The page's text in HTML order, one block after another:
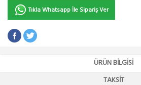
Tıkla Whatsapp İle Sipariş Ver
ÜRÜN BILGISI
TAKSIT